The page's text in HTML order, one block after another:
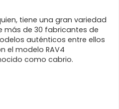
tiene una gran variedad
más de 30 fabricantes de
auténticos entre ellos
el modelo RAV4
como cabrio.